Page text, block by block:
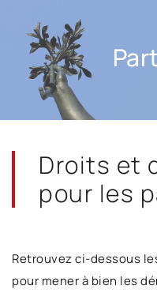
Droits et
pour les
Retrouvez ci-dessous
pour mener à bien les